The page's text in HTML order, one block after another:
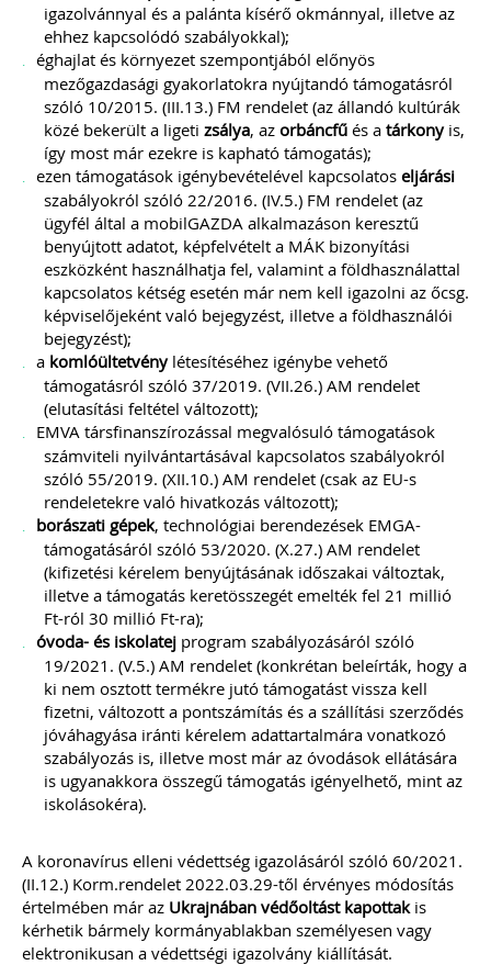
igazolvánnyal és a palánta kísérő okmánnyal, illetve az
ehhez kapcsolódó szabályokkal);
éghajlat és környezet szempontjából előnyös
mezőgazdasági gyakorlatokra nyújtandó támogatásról
szóló 10/2015. (III.13.) FM rendelet (az állandó kultúrák
közé bekerült a ligeti zsálya, az orbáncfű és a tárkonyis,
így most már ezekre is kapható támogatás);
ezen támogatások igénybevételével kapcsolatos eljárási
szabályokról szóló 22/2016. (IV.5.) FM rendelet (az
ügyfél által a mobilGAZDA alkalmazáson keresztű
benyújtott adatot, képfelvételt a MÁK bizonyítási
eszközként használhatja fel, valamint a földhasználattal
kapcsolatos kétség esetén már nem kell igazolni az őcsg.
képviselőjeként való bejegyzést, illetve a földhasználói
bejegyzést);
a komlóültetvénylétesítéséhez igénybe vehető
támogatásról szóló 37/2019. (VII.26.) AM rendelet
(elutasítási feltétel változott);
EMVA társfinanszírozással megvalósuló támogatások
számviteli nyilvántartásával kapcsolatos szabályokról
szóló 55/2019. (XII.10.) AM rendelet (csak az EU-s
rendeletekre való hivatkozás változott);
borászati gépek, technológiai berendezések EMGA-
támogatásáról szóló 53/2020. (X.27.) AM rendelet
(kifizetési kérelem benyújtásának időszakai változtak,
illetve a támogatás keretösszegét emelték fel 21 millió
Ft-ról 30 millió Ft-ra);
óvoda- és iskolatej program szabályozásáról szóló
19/2021. (V.5.) AM rendelet (konkrétan beleírták, hogy a
ki nem osztott termékre jutó támogatást vissza kell
fizetni, változott a pontszámítás és a szállítási szerződés
jóváhagyása iránti kérelem adattartalmára vonatkozó
szabályozás is, illetve most már az óvodások ellátására
is ugyanakkora összegű támogatás igényelhető, mint az
iskolásokéra).
A koronavírus elleni védettség igazolásáról szóló 60/2021.
(II.12.) Korm.rendelet 2022.03.29-től érvényes módosítás
értelmében már az Ukrajnában védőoltást kapottakis
kérhetik bármely kormányablakban személyesen vagy
elektronikusan a védettségi igazolvány kiállítását.